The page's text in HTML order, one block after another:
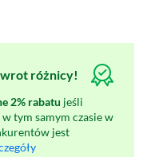
różnicy!
2% rabatu jeśli
tym samym czasie w
jest